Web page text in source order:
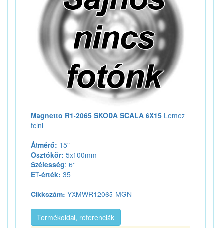
Magnetto R1-2065 SKODA SCALA 6X15 Lemez
felni
Átmérő: 15"
Osztókör: 5x100mm
Szélesség: 6"
ET-érték: 35
Cikkszám: YXMWR12065-MGN
Termékoldal, referenciák